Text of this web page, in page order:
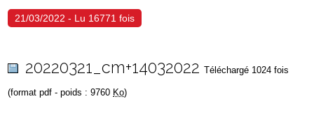
Contacts
21/03/2022 - Lu 16771 fois
20220321_cm+14032022 Téléchargé 1024 fois
(format pdf - poids : 9760 Ko)